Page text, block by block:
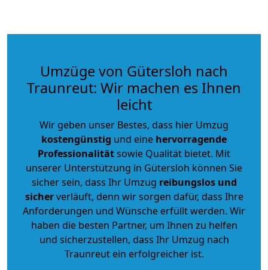
Umzüge von Gütersloh nach
Traunreut: Wir machen es Ihnen
leicht
Wir geben unser Bestes, dass hier Umzug
kostengünstig und eine hervorragende
Professionalitätsowie Qualität bietet. Mit
unserer Unterstützung in Gütersloh können Sie
sicher sein, dass Ihr Umzug reibungslos und
sicherverläuft, denn wir sorgen dafür, dass Ihre
Anforderungen und Wünsche erfüllt werden. Wir
haben die besten Partner, um Ihnen zu helfen
und sicherzustellen, dass Ihr Umzug nach
Traunreut ein erfolgreicher ist.